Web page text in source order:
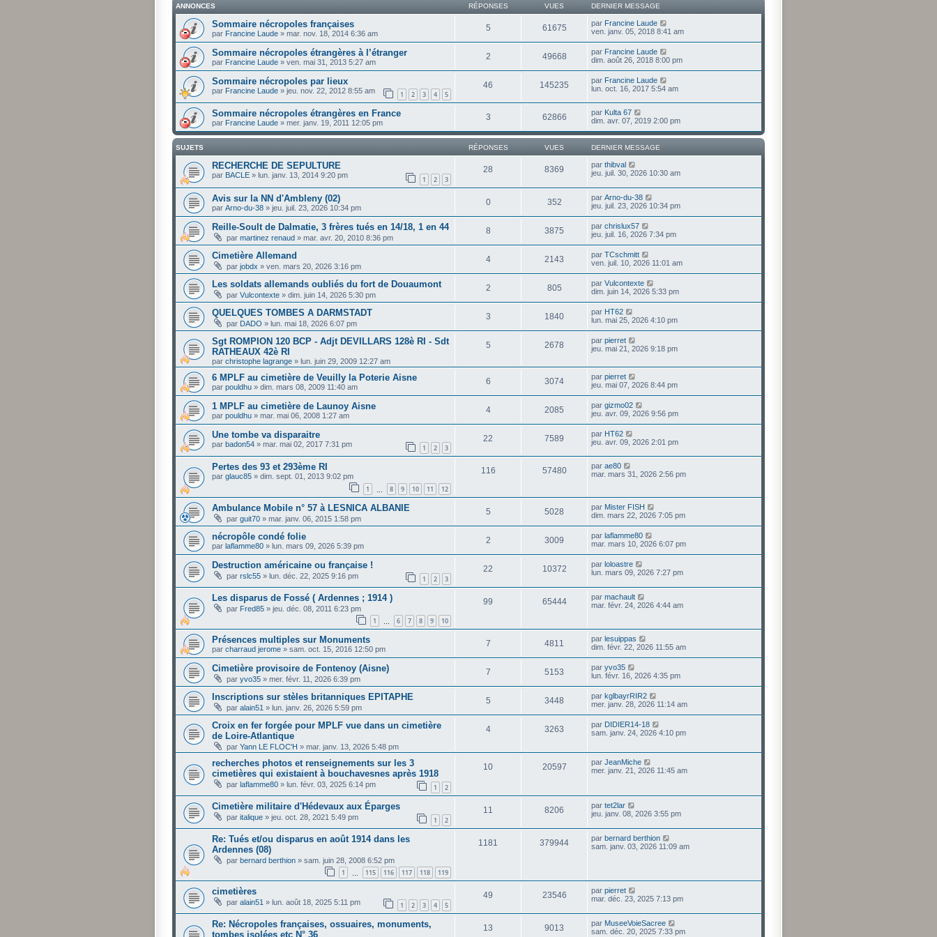
ANNONCES RÉPONSES VUES DERNIER MESSAGE
Sommaire nécropoles françaises
par Francine Laude » mar. nov. 18, 2014 6:36 am
5 61675 par Francine Laude
ven. janv. 05, 2018 8:41 am
Sommaire nécropoles étrangères à l’étranger
par Francine Laude » ven. mai 31, 2013 5:27 am
2 49668 par Francine Laude
dim. août 26, 2018 8:00 pm
Sommaire nécropoles par lieux
par Francine Laude » jeu. nov. 22, 2012 8:55 am 1 2 3 4 5
46 145235 par Francine Laude
lun. oct. 16, 2017 5:54 am
Sommaire nécropoles étrangères en France
par Francine Laude » mer. janv. 19, 2011 12:05 pm
3 62866 par Kulta 67
dim. avr. 07, 2019 2:00 pm
SUJETS RÉPONSES VUES DERNIER MESSAGE
RECHERCHE DE SEPULTURE
par BACLE » lun. janv. 13, 2014 9:20 pm 1 2 3
28 8369 par thibval
jeu. juil. 30, 2026 10:30 am
Avis sur la NN d'Ambleny (02)
par Arno-du-38 » jeu. juil. 23, 2026 10:34 pm
0 352 par Arno-du-38
jeu. juil. 23, 2026 10:34 pm
Reille-Soult de Dalmatie, 3 frères tués en 14/18, 1 en 44
par martinez renaud » mar. avr. 20, 2010 8:36 pm
8 3875 par chrislux57
jeu. juil. 16, 2026 7:34 pm
Cimetière Allemand
par jobdx » ven. mars 20, 2026 3:16 pm
4 2143 par TCschmitt
ven. juil. 10, 2026 11:01 am
Les soldats allemands oubliés du fort de Douaumont
par Vulcontexte » dim. juin 14, 2026 5:30 pm
2 805 par Vulcontexte
dim. juin 14, 2026 5:33 pm
QUELQUES TOMBES A DARMSTADT
par DADO » lun. mai 18, 2026 6:07 pm
3 1840 par HT62
lun. mai 25, 2026 4:10 pm
Sgt ROMPION 120 BCP - Adjt DEVILLARS 128è RI - Sdt
RATHEAUX 42è RI
par christophe lagrange » lun. juin 29, 2009 12:27 am
5 2678 par pierret
jeu. mai 21, 2026 9:18 pm
6 MPLF au cimetière de Veuilly la Poterie Aisne
par pouldhu » dim. mars 08, 2009 11:40 am
6 3074 par pierret
jeu. mai 07, 2026 8:44 pm
1 MPLF au cimetière de Launoy Aisne
par pouldhu » mar. mai 06, 2008 1:27 am
4 2085 par gizmo02
jeu. avr. 09, 2026 9:56 pm
Une tombe va disparaitre
par badon54 » mar. mai 02, 2017 7:31 pm 1 2 3
22 7589 par HT62
jeu. avr. 09, 2026 2:01 pm
Pertes des 93 et 293ème RI
par glauc85 » dim. sept. 01, 2013 9:02 pm
1 8 9 10 11 12
116 57480 par ae80
mar. mars 31, 2026 2:56 pm
Ambulance Mobile n° 57 à LESNICA ALBANIE
par guit70 » mar. janv. 06, 2015 1:58 pm
5 5028 par Mister FISH
dim. mars 22, 2026 7:05 pm
nécropôle condé folie
par laflamme80 » lun. mars 09, 2026 5:39 pm
2 3009 par laflamme80
mar. mars 10, 2026 6:07 pm
Destruction américaine ou française !
par rslc55 » lun. déc. 22, 2025 9:16 pm 1 2 3
22 10372 par loloastre
lun. mars 09, 2026 7:27 pm
Les disparus de Fossé ( Ardennes ; 1914 )
par Fred85 » jeu. déc. 08, 2011 6:23 pm
1 6 7 8 9 10
99 65444 par machault
mar. févr. 24, 2026 4:44 am
Présences multiples sur Monuments
par charraud jerome » sam. oct. 15, 2016 12:50 pm
7 4811 par lesuippas
dim. févr. 22, 2026 11:55 am
Cimetière provisoire de Fontenoy (Aisne)
par yvo35 » mer. févr. 11, 2026 6:39 pm
7 5153 par yvo35
lun. févr. 16, 2026 4:35 pm
Inscriptions sur stèles britanniques EPITAPHE
par alain51 » lun. janv. 26, 2026 5:59 pm
5 3448 par kglbayrRIR2
mer. janv. 28, 2026 11:14 am
Croix en fer forgée pour MPLF vue dans un cimetière
de Loire-Atlantique
par Yann LE FLOC'H » mar. janv. 13, 2026 5:48 pm
4 3263 par DIDIER14-18
sam. janv. 24, 2026 4:10 pm
recherches photos et renseignements sur les 3
cimetières qui existaient à bouchavesnes après 1918
par laflamme80 » lun. févr. 03, 2025 6:14 pm 1 2
10 20597 par JeanMiche
mer. janv. 21, 2026 11:45 am
Cimetière militaire d'Hédevaux aux Éparges
par italique » jeu. oct. 28, 2021 5:49 pm 1 2
11 8206 par tet2lar
jeu. janv. 08, 2026 3:55 pm
Re: Tués et/ou disparus en août 1914 dans les
Ardennes (08)
par bernard berthion » sam. juin 28, 2008 6:52 pm
1 115 116 117 118 119
1181 379944 par bernard berthion
sam. janv. 03, 2026 11:09 am
cimetières
par alain51 » lun. août 18, 2025 5:11 pm 1 2 3 4 5
49 23546 par pierret
mar. déc. 23, 2025 7:13 pm
Re: Nécropoles françaises, ossuaires, monuments,
tombes isolées etc N° 36
13 9013 par MuseeVoieSacree
sam. déc. 20, 2025 7:33 pm